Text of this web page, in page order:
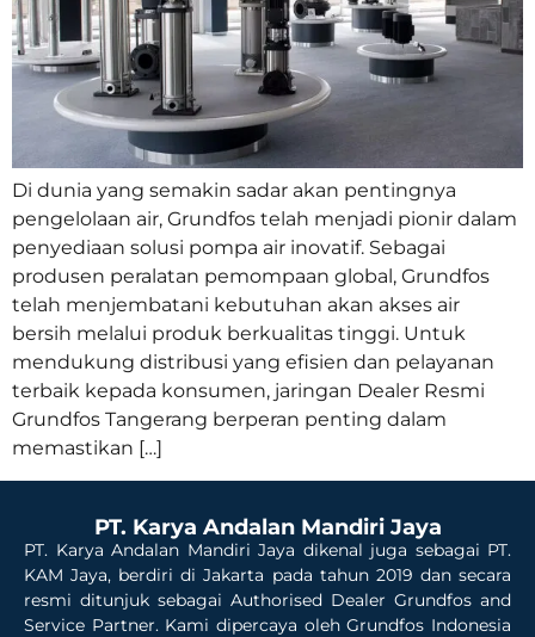
Di dunia yang semakin sadar akan pentingnya
pengelolaan air, Grundfos telah menjadi pionir dalam
penyediaan solusi pompa air inovatif. Sebagai
produsen peralatan pemompaan global, Grundfos
telah menjembatani kebutuhan akan akses air
bersih melalui produk berkualitas tinggi. Untuk
mendukung distribusi yang efisien dan pelayanan
terbaik kepada konsumen, jaringan Dealer Resmi
Grundfos Tangerang berperan penting dalam
memastikan […]
PT. Karya Andalan Mandiri Jaya
PT. Karya Andalan Mandiri Jaya dikenal juga sebagai PT.
KAM Jaya, berdiri di Jakarta pada tahun 2019 dan secara
resmi ditunjuk sebagai Authorised Dealer Grundfos and
Service Partner. Kami dipercaya oleh Grundfos Indonesia